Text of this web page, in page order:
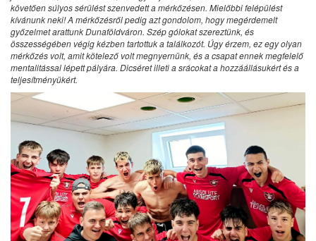
követően súlyos sérülést szenvedett a mérkőzésen. Mielőbbi felépülést
kívánunk neki! A mérkőzésről pedig azt gondolom, hogy megérdemelt
győzelmet arattunk Dunaföldváron. Szép gólokat szereztünk, és
összességében végig kézben tartottuk a találkozót. Úgy érzem, ez egy olyan
mérkőzés volt, amit kötelező volt megnyernünk, és a csapat ennek megfelelő
mentalitással lépett pályára. Dicséret illeti a srácokat a hozzáállásukért és a
teljesítményükért.